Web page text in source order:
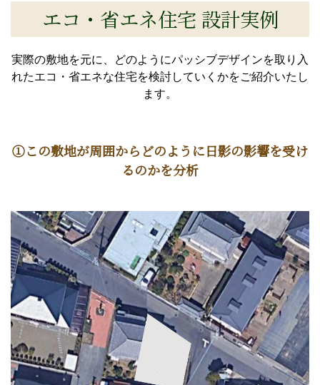
エコ・省エネ住宅 設計実例
実際の敷地を元に、どのようにパッシブデザインを取り入
れたエコ・省エネな住宅を検討していくかをご紹介いたし
ます。
①この敷地が周囲からどのように日影の影響を受け
るのかを分析